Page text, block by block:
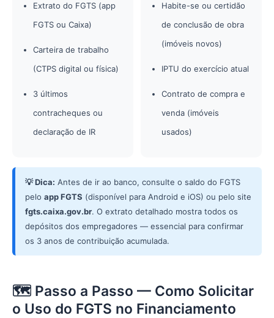
Extrato do FGTS (app
FGTS ou Caixa)
Carteira de trabalho
(CTPS digital ou física)
3 últimos
contracheques ou
declaração de IR
Habite-se ou certidão
de conclusão de obra
(imóveis novos)
IPTU do exercício atual
Contrato de compra e
venda (imóveis
usados)
💡 Dica: Antes de ir ao banco, consulte o saldo do FGTS
pelo app FGTS (disponível para Android e iOS) ou pelo site
fgts.caixa.gov.br. O extrato detalhado mostra todos os
depósitos dos empregadores — essencial para confirmar
os 3 anos de contribuição acumulada.
🗺️ Passo a Passo — Como Solicitar
o Uso do FGTS no Financiamento